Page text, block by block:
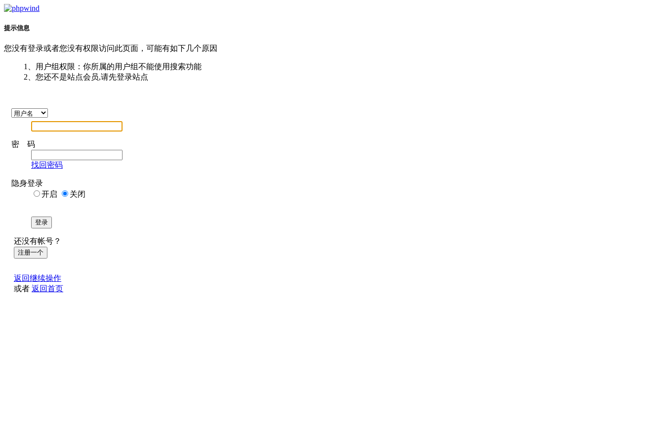
提示信息
您没有登录或者您没有权限访问此页面，可能有如下几个原因
1、用户组权限：你所属的用户组不能使用搜索功能
2、您还不是站点会员,请先登录站点
密 码
找回密码
隐身登录
开启
关闭
登录
还没有帐号？
注册一个
返回继续操作
或者 返回首页